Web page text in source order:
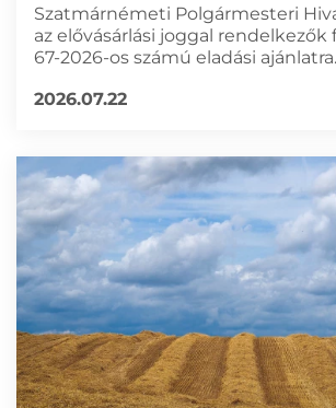
Szatmárnémeti Polgármesteri
az elővásárlási joggal
67-2026-os számú eladási ajánlatra.
2026.07.22